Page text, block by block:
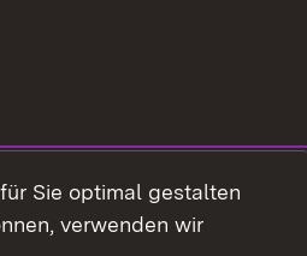
Sie optimal gestalten
verwenden wir